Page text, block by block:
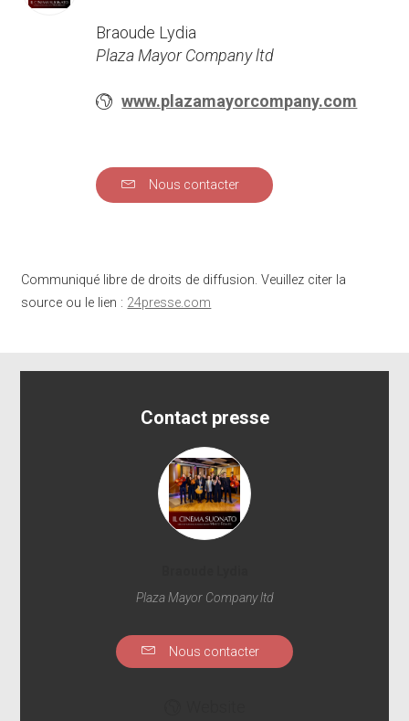
Braoude Lydia
Plaza Mayor Company ltd
www.plazamayorcompany.com
Nous contacter
Communiqué libre de droits de diffusion. Veuillez citer la
source ou le lien : 24presse.com
Contact presse
Plaza Mayor Company ltd
Nous contacter